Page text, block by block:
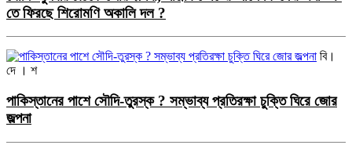
তে ফিরছে শিরোমণি অকালি দল ?
বি।
দে । শ
পাকিস্তানের পাশে সৌদি-তুরস্ক ? সম্ভাব্য প্রতিরক্ষা চুক্তি ঘিরে জোর
জল্পনা